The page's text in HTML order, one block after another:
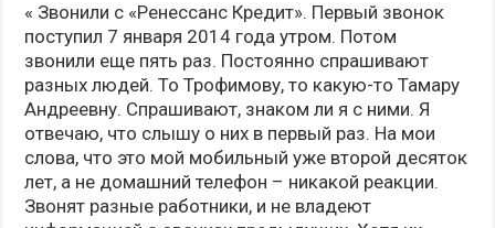
« Звонили с «Ренессанс Кредит». Первый звонок
поступил 7 января 2014 года утром. Потом
звонили еще пять раз. Постоянно спрашивают
разных людей. То Трофимову, то какую-то Тамару
Андреевну. Спрашивают, знаком ли я с ними. Я
отвечаю, что слышу о них в первый раз. На мои
слова, что это мой мобильный уже второй десяток
лет, а не домашний телефон – никакой реакции.
Звонят разные работники, и не владеют